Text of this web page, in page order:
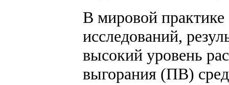
В мировой
исследований,
высокий уровень
выгорания (ПВ)